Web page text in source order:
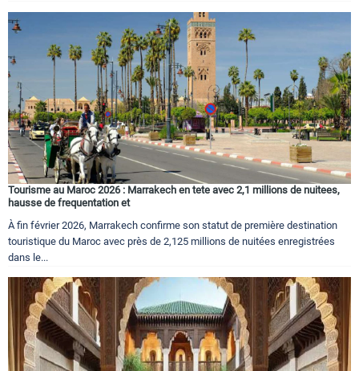
Contact
Tourisme au Maroc 2026 : Marrakech en tete avec 2,1 millions de nuitees,
hausse de frequentation et
À fin février 2026, Marrakech confirme son statut de première destination
touristique du Maroc avec près de 2,125 millions de nuitées enregistrées
dans le...